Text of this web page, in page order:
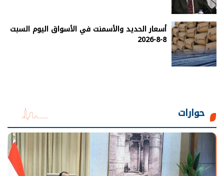
أسعار الحديد والأسمنت في الأسواق اليوم السبت
8-8-2026
حوارات